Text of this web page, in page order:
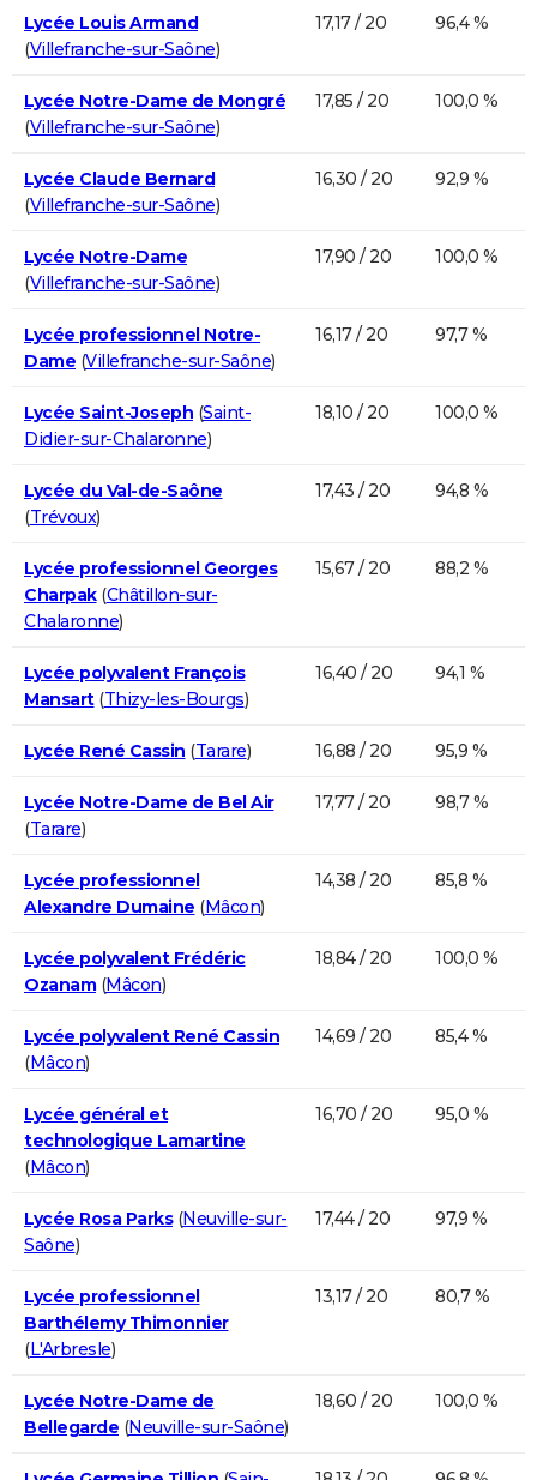
Lycée Louis Armand
(Villefranche-sur-Saône)
17,17 / 20 96,4 %
Lycée Notre-Dame de Mongré
(Villefranche-sur-Saône)
17,85 / 20 100,0 %
Lycée Claude Bernard
(Villefranche-sur-Saône)
16,30 / 20 92,9 %
Lycée Notre-Dame
(Villefranche-sur-Saône)
17,90 / 20 100,0 %
Lycée professionnel Notre-
Dame (Villefranche-sur-Saône)
16,17 / 20 97,7 %
Lycée Saint-Joseph (Saint-
Didier-sur-Chalaronne)
18,10 / 20 100,0 %
Lycée du Val-de-Saône
(Trévoux)
17,43 / 20 94,8 %
Lycée professionnel Georges
Charpak(Châtillon-sur-
Chalaronne)
15,67 / 20 88,2 %
Lycée polyvalent François
Mansart(Thizy-les-Bourgs)
16,40 / 20 94,1 %
Lycée René Cassin (Tarare) 16,88 / 20 95,9 %
Lycée Notre-Dame de Bel Air
(Tarare)
17,77 / 20 98,7 %
Lycée professionnel
Alexandre Dumaine (Mâcon)
14,38 / 20 85,8 %
Lycée polyvalent Frédéric
Ozanam(Mâcon)
18,84 / 20 100,0 %
Lycée polyvalent René Cassin
(Mâcon)
14,69 / 20 85,4 %
Lycée général et
technologique Lamartine
(Mâcon)
16,70 / 20 95,0 %
Lycée Rosa Parks(Neuville-sur-
Saône)
17,44 / 20 97,9 %
Lycée professionnel
Barthélemy Thimonnier
(L'Arbresle)
13,17 / 20 80,7 %
Lycée Notre-Dame de
Bellegarde (Neuville-sur-Saône)
18,60 / 20 100,0 %